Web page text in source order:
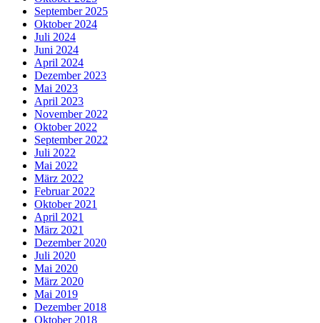
September 2025
Oktober 2024
Juli 2024
Juni 2024
April 2024
Dezember 2023
Mai 2023
April 2023
November 2022
Oktober 2022
September 2022
Juli 2022
Mai 2022
März 2022
Februar 2022
Oktober 2021
April 2021
März 2021
Dezember 2020
Juli 2020
Mai 2020
März 2020
Mai 2019
Dezember 2018
Oktober 2018